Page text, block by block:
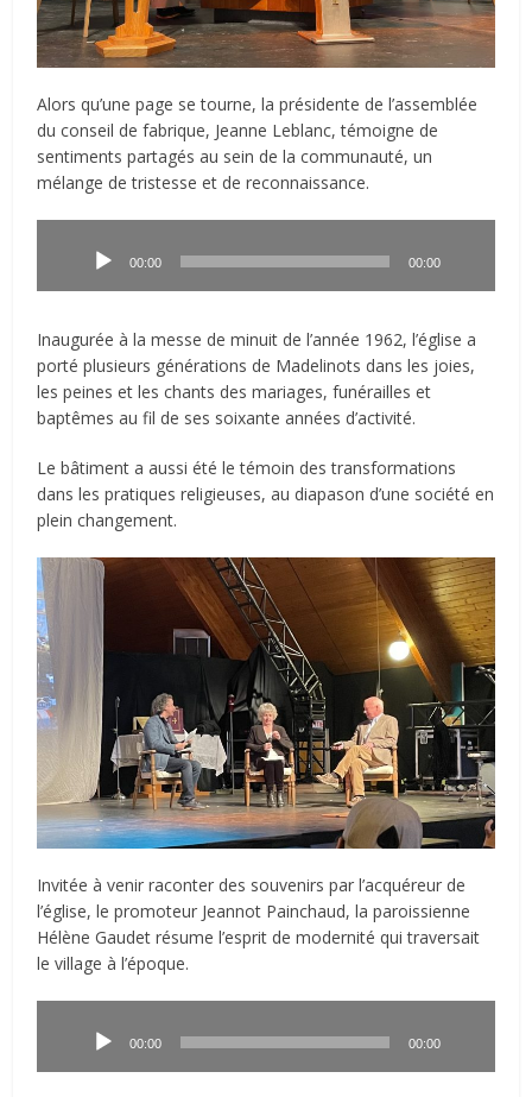
Alors qu’une page se tourne, la présidente de l’assemblée
du conseil de fabrique, Jeanne Leblanc, témoigne de
sentiments partagés au sein de la communauté, un
mélange de tristesse et de reconnaissance.
00:00 00:00
Inaugurée à la messe de minuit de l’année 1962, l’église a
porté plusieurs générations de Madelinots dans les joies,
les peines et les chants des mariages, funérailles et
baptêmes au fil de ses soixante années d’activité.
Le bâtiment a aussi été le témoin des transformations
dans les pratiques religieuses, au diapason d’une société en
plein changement.
Invitée à venir raconter des souvenirs par l’acquéreur de
l’église, le promoteur Jeannot Painchaud, la paroissienne
Hélène Gaudet résume l’esprit de modernité qui traversait
le village à l’époque.
00:00 00:00